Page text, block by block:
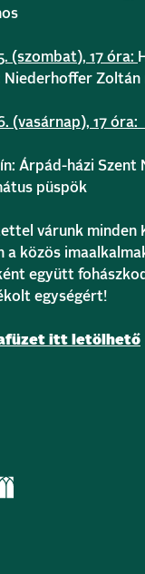
(szombat), 17 óra:
Niederhoffer
(vasárnap), 17 óra:
Árpád-házi
püspök
várunk minden
a közös
együtt
egységért!
itt letölhető